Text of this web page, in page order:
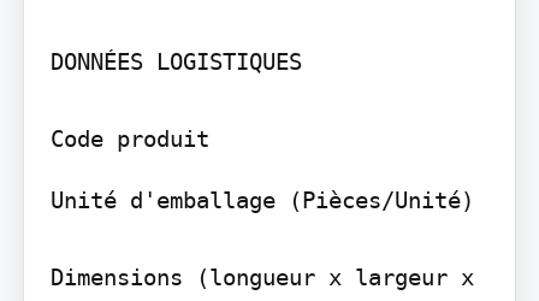
DONNÉES LOGISTIQUES
Unité d'emballage (Pièces/Unité)
Dimensions (longueur x largeur x